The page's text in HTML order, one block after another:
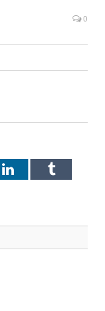
0
LinkedInTumblr